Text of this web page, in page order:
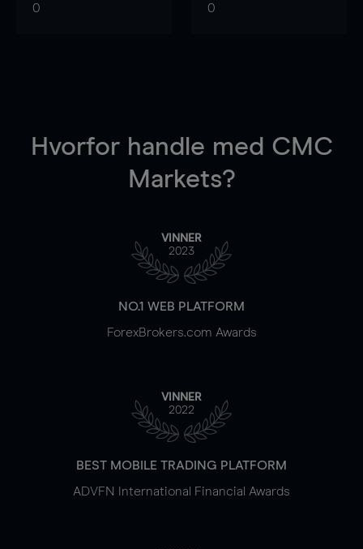
0 0
Hvorfor handle med CMC
Markets?
VINNER
2023
NO.1 WEB PLATFORM
ForexBrokers.com Awards
VINNER
2022
BEST MOBILE TRADING PLATFORM
ADVFN International Financial Awards